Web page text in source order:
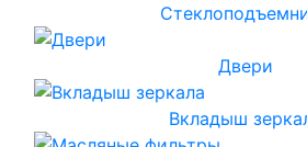
Двери
Вкладыш